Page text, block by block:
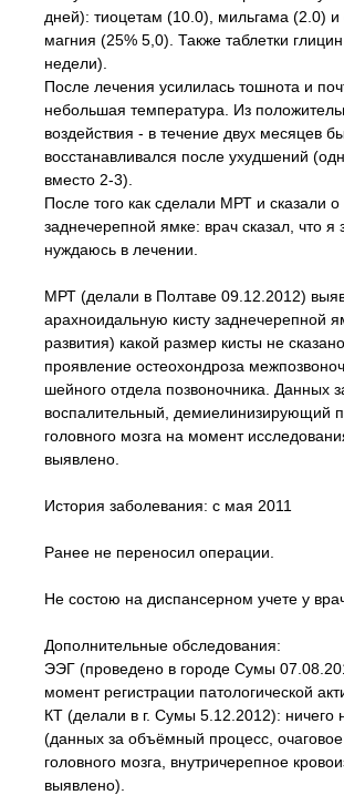
дней): тиоцетам (10.0), мильгама (2.0) и
магния (25% 5,0). Также таблетки глицин
недели).
После лечения усилилась тошнота и
небольшая температура. Из
воздействия - в течение двух месяцев
восстанавливался после ухудшений
вместо 2-3).
После того как сделали МРТ и сказали о
заднечерепной ямке: врач сказал, что я
нуждаюсь в лечении.
МРТ (делали в Полтаве 09.12.2012)
арахноидальную кисту заднечерепной
развития) какой размер кисты не
проявление остеохондроза
шейного отдела позвоночника. Данных
воспалительный, демиелинизирующий
головного мозга на момент
выявлено.
История заболевания: с мая 2011
Ранее не переносил операции.
Не состою на диспансерном учете у
Дополнительные обследования:
ЭЭГ (проведено в городе Сумы
момент регистрации патологической
КТ (делали в г. Сумы 5.12.2012): ничего
(данных за объёмный процесс,
головного мозга, внутричерепное
выявлено).